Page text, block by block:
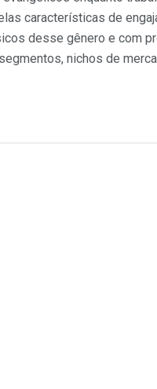
características de
desse gênero e com
nichos de